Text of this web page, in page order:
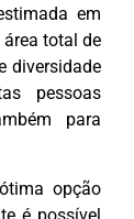
em
total de
diversidade
pessoas
para
opção